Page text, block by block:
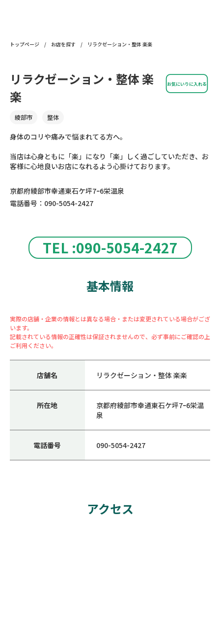
トップページ / お店を探す / リラクゼーション・整体 楽楽
TEL :090-5054-2427
お気にいりに入れる
リラクゼーション・整体 楽
楽
綾部市 整体
身体のコリや痛みで悩まれてる方へ。
当店は心身ともに「楽」になり「楽」しく過ごしていただき、お
客様に心地良いお店になれるよう心掛けております。
京都府綾部市幸通東石ケ坪7ｰ6栄温泉
電話番号：090-5054-2427
基本情報
実際の店舗・企業の情報とは異なる場合・または変更されている場合がござ
います。
記載されている情報の正確性は保証されませんので、必ず事前にご確認の上
ご利用ください。
店舗名 リラクゼーション・整体 楽楽
所在地
京都府綾部市幸通東石ケ坪7ｰ6栄温
泉
電話番号 090-5054-2427
アクセス